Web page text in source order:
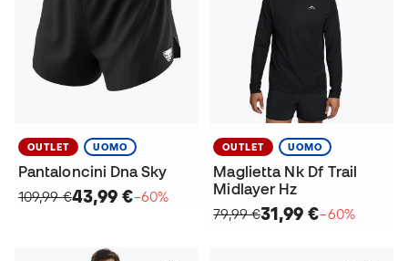
OUTLET UOMO
Pantaloncini Dna Sky
109,99 €43,99 €−60%
OUTLET UOMO
Maglietta Nk Df Trail
Midlayer Hz
79,99 €31,99 €−60%